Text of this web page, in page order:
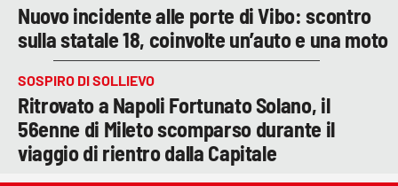
Nuovo incidente alle porte di Vibo: scontro
sulla statale 18, coinvolte un’auto e una moto
SOSPIRO DI SOLLIEVO
Ritrovato a Napoli Fortunato Solano, il
56enne di Mileto scomparso durante il
viaggio di rientro dalla Capitale